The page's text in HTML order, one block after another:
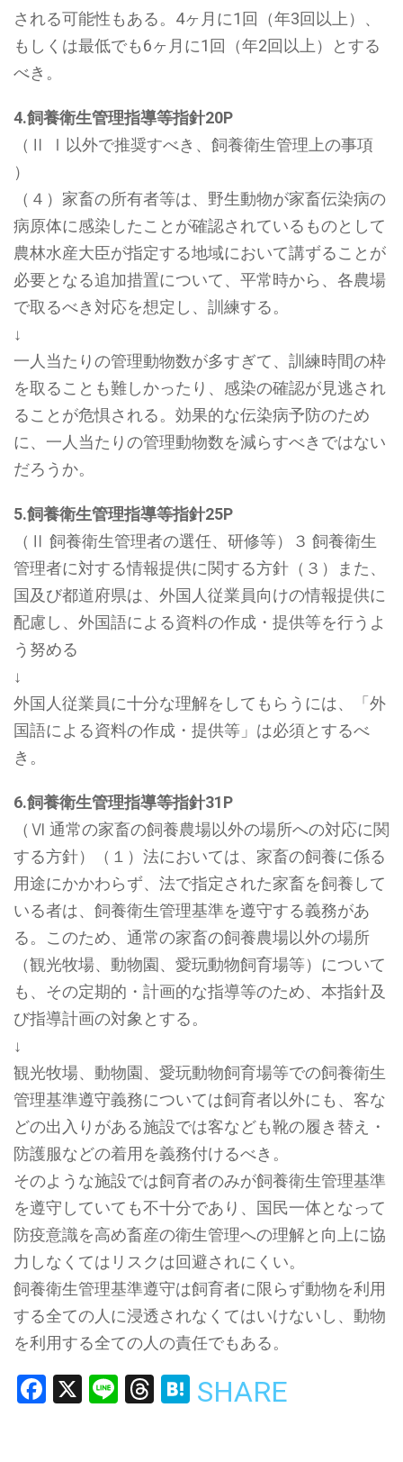
される可能性もある。4ヶ月に1回（年3回以上）、
もしくは最低でも6ヶ月に1回（年2回以上）とする
べき。
4.飼養衛生管理指導等指針20P
（Ⅱ Ⅰ以外で推奨すべき、飼養衛生管理上の事項
）
（４）家畜の所有者等は、野生動物が家畜伝染病の
病原体に感染したことが確認されているものとして
農林水産大臣が指定する地域において講ずることが
必要となる追加措置について、平常時から、各農場
で取るべき対応を想定し、訓練する。
↓
一人当たりの管理動物数が多すぎて、訓練時間の枠
を取ることも難しかったり、感染の確認が見逃され
ることが危惧される。効果的な伝染病予防のため
に、一人当たりの管理動物数を減らすべきではない
だろうか。
5.飼養衛生管理指導等指針25P
（Ⅱ 飼養衛生管理者の選任、研修等）３ 飼養衛生
管理者に対する情報提供に関する方針（３）また、
国及び都道府県は、外国人従業員向けの情報提供に
配慮し、外国語による資料の作成・提供等を行うよ
う努める
↓
外国人従業員に十分な理解をしてもらうには、「外
国語による資料の作成・提供等」は必須とするべ
き。
6.飼養衛生管理指導等指針31P
（Ⅵ 通常の家畜の飼養農場以外の場所への対応に関
する方針）（１）法においては、家畜の飼養に係る
用途にかかわらず、法で指定された家畜を飼養して
いる者は、飼養衛生管理基準を遵守する義務があ
る。このため、通常の家畜の飼養農場以外の場所
（観光牧場、動物園、愛玩動物飼育場等）について
も、その定期的・計画的な指導等のため、本指針及
び指導計画の対象とする。
↓
観光牧場、動物園、愛玩動物飼育場等での飼養衛生
管理基準遵守義務については飼育者以外にも、客な
どの出入りがある施設では客なども靴の履き替え・
防護服などの着用を義務付けるべき。
そのような施設では飼育者のみが飼養衛生管理基準
を遵守していても不十分であり、国民一体となって
防疫意識を高め畜産の衛生管理への理解と向上に協
力しなくてはリスクは回避されにくい。
飼養衛生管理基準遵守は飼育者に限らず動物を利用
する全ての人に浸透されなくてはいけないし、動物
を利用する全ての人の責任でもある。
Facebook
X LineThreads
Hatena
SHARE